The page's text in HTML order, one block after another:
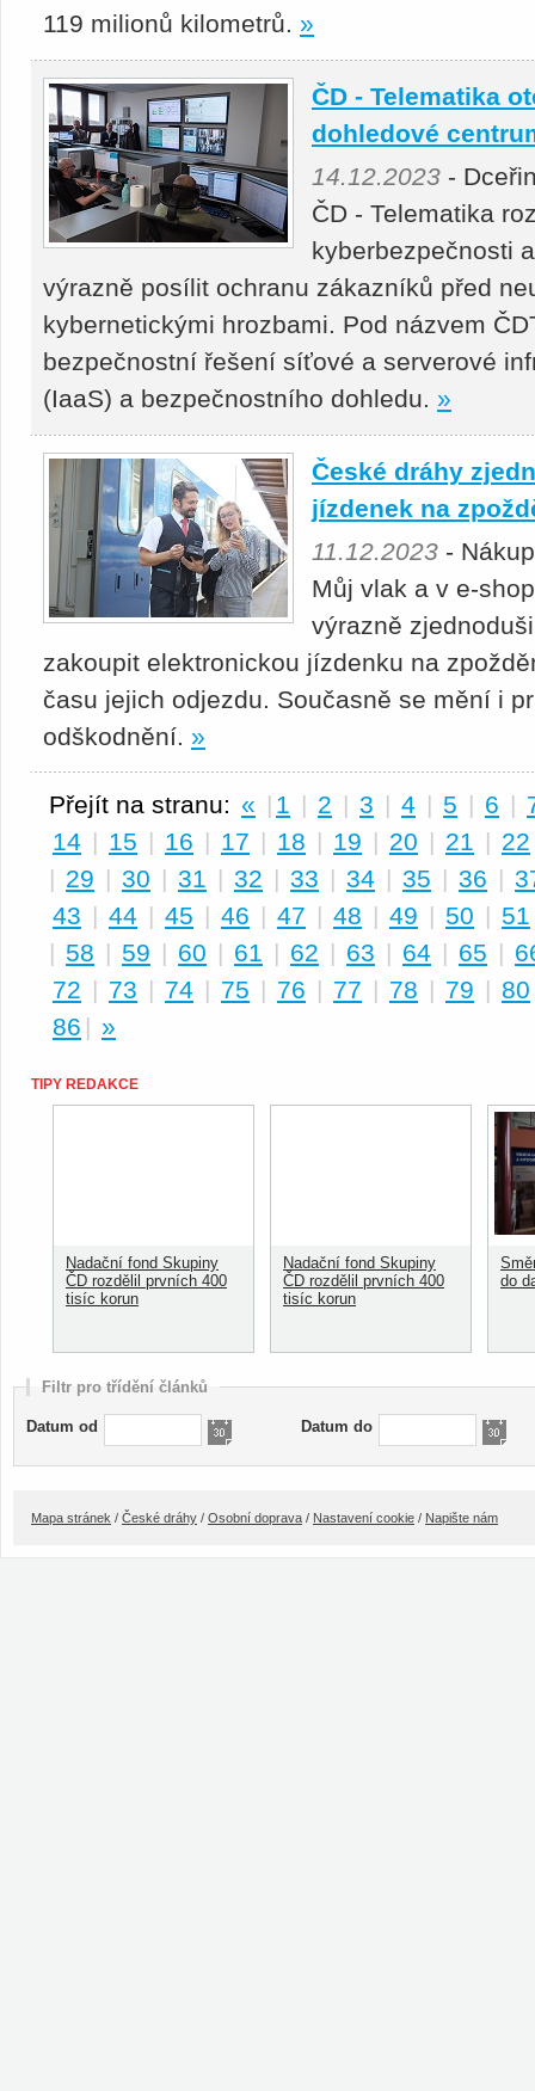
119 milionů kilometrů. »
ČD - Telematika
dohledové
14.12.2023 -
ČD - Telematika
kyberbezpečnosti
výrazně posílit ochranu zákazníků před
kybernetickými hrozbami. Pod názvem
bezpečnostní řešení síťové a serverové
(IaaS) a bezpečnostního dohledu. »
České dráhy
jízdenek na
11.12.2023 -
Můj vlak a v e-
výrazně
zakoupit elektronickou jízdenku na
času jejich odjezdu. Současně se mění i
odškodnění. »
Přejít na stranu: « | 1 | 2 | 3 | 4 | 5 | 6 |
14 | 15 | 16 | 17 | 18 | 19 | 20 | 21 | 22
| 29 | 30 | 31 | 32 | 33 | 34 | 35 | 36 |
43 | 44 | 45 | 46 | 47 | 48 | 49 | 50 | 51
| 58 | 59 | 60 | 61 | 62 | 63 | 64 | 65 |
72 | 73 | 74 | 75 | 76 | 77 | 78 | 79 | 80
86 | »
TIPY REDAKCE
Nadační fond Skupiny
ČD rozdělil prvních 400
tisíc korun
Nadační fond Skupiny
ČD rozdělil prvních 400
tisíc korun
do
Filtr pro třídění článků
Datum od Datum do
Mapa stránek / České dráhy / Osobní doprava / Nastavení cookie / Napište nám